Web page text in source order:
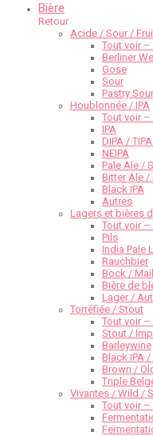
Bière
Retour
Acide / Sour /
Tout voir
Berliner
Gose
Sour
Pastry
Houblonnée / IPA
Tout voir
IPA
DIPA /
NEIPA
Pale Ale /
Bitter Ale /
Black IPA
Autres
Lagers et bières
Tout voir
Pils
India Pale
Rauchbier
Bock /
Bière de
Lager /
Torréfiée / Stout
Tout voir –
Stout /
Barleywine
Black IPA
Brown /
Triple
Vivantes / Wild /
Tout voir –